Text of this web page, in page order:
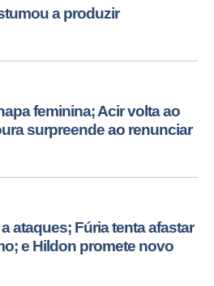
a produzir
feminina; Acir volta ao
surpreende ao renunciar
ataques; Fúria tenta afastar
e Hildon promete novo